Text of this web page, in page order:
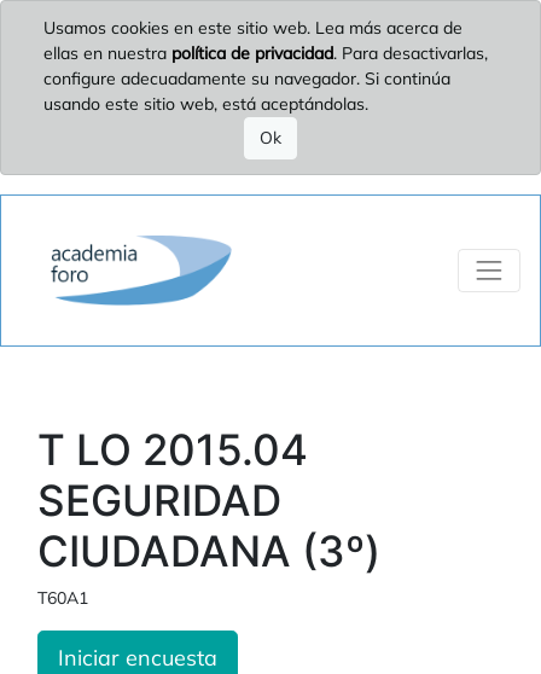
Usamos cookies en este sitio web. Lea más acerca de
ellas en nuestra política de privacidad. Para desactivarlas,
configure adecuadamente su navegador. Si continúa
usando este sitio web, está aceptándolas.
Ok
T LO 2015.04
SEGURIDAD
CIUDADANA (3º)
T60A1
Iniciar encuesta